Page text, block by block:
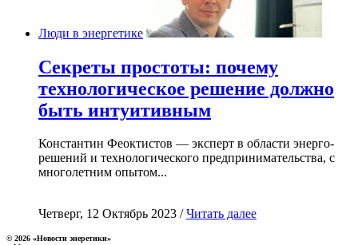
Люди в энергетике
Секреты простоты: почему
технологическое решение должно
быть интуитивным
Константин Феоктистов — эксперт в области энерго-
решений и технологического предпринимательства, с
многолетним опытом...
Четверг, 12 Октябрь 2023 /Читать далее
© 2026 «Новости энеретики»